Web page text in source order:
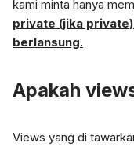
kami minta hanya
private (jika
berlansung.
Apakah
Views yang di